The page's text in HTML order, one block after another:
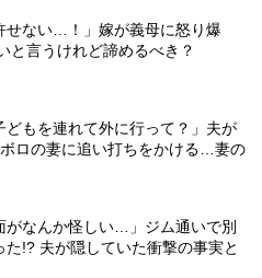
せない…！」嫁が義母に怒り爆
と言うけれど諦めるべき？
どもを連れて外に行って？」夫が
ロの妻に追い打ちをかける…妻の
がなんか怪しい…」ジム通いで別
た!? 夫が隠していた衝撃の事実と